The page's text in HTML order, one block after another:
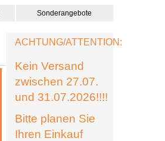
Sonderangebote
ACHTUNG/ATTENTION:
Kein Versand
zwischen 27.07.
und 31.07.2026!!!!
Bitte planen Sie
Ihren Einkauf